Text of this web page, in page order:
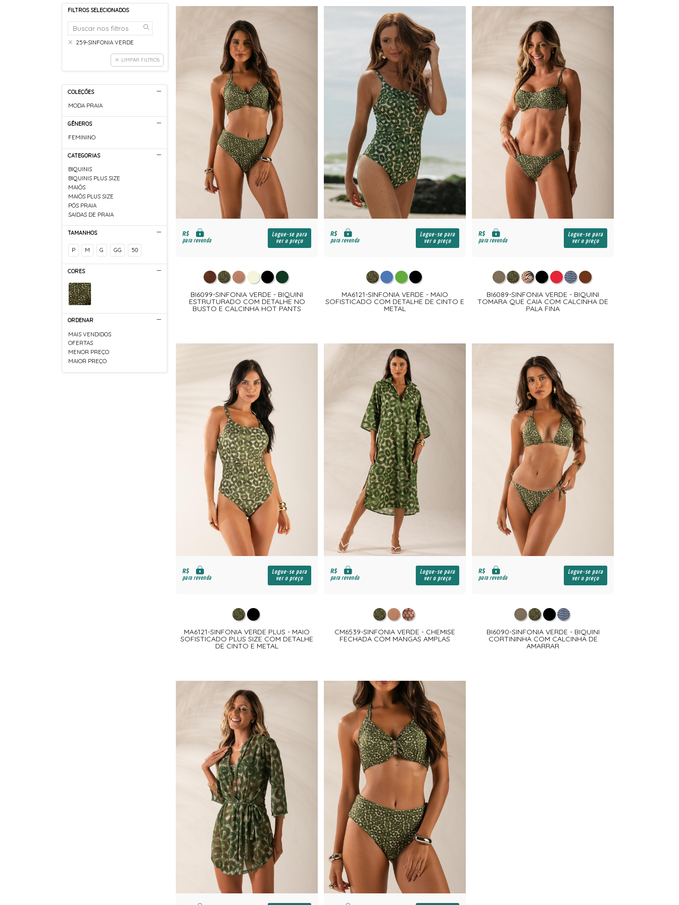
FILTROS SELECIONADOS
259-SINFONIA VERDE
LIMPAR FILTROS
COLEÇÕES
MODA PRAIA
GÊNEROS
FEMININO
CATEGORIAS
BIQUINIS
BIQUINIS PLUS SIZE
MAIÔS
MAIÔS PLUS SIZE
PÓS PRAIA
SAIDAS DE PRAIA
TAMANHOS
P M G GG 50
CORES
ORDENAR
MAIS VENDIDOS
OFERTAS
MENOR PREÇO
MAIOR PREÇO
R$
para revenda
Logue-se para
ver o preço
BI6099-SINFONIA VERDE - BIQUINI
ESTRUTURADO COM DETALHE NO
BUSTO E CALCINHA HOT PANTS
R$
para revenda
Logue-se para
ver o preço
MA6121-SINFONIA VERDE - MAIO
SOFISTICADO COM DETALHE DE CINTO E
METAL
R$
para revenda
Logue-se para
ver o preço
BI6089-SINFONIA VERDE - BIQUINI
TOMARA QUE CAIA COM CALCINHA DE
PALA FINA
R$
para revenda
Logue-se para
ver o preço
MA6121-SINFONIA VERDE PLUS - MAIO
SOFISTICADO PLUS SIZE COM DETALHE
DE CINTO E METAL
R$
para revenda
Logue-se para
ver o preço
CM6539-SINFONIA VERDE - CHEMISE
FECHADA COM MANGAS AMPLAS
R$
para revenda
Logue-se para
ver o preço
BI6090-SINFONIA VERDE - BIQUINI
CORTININHA COM CALCINHA DE
AMARRAR